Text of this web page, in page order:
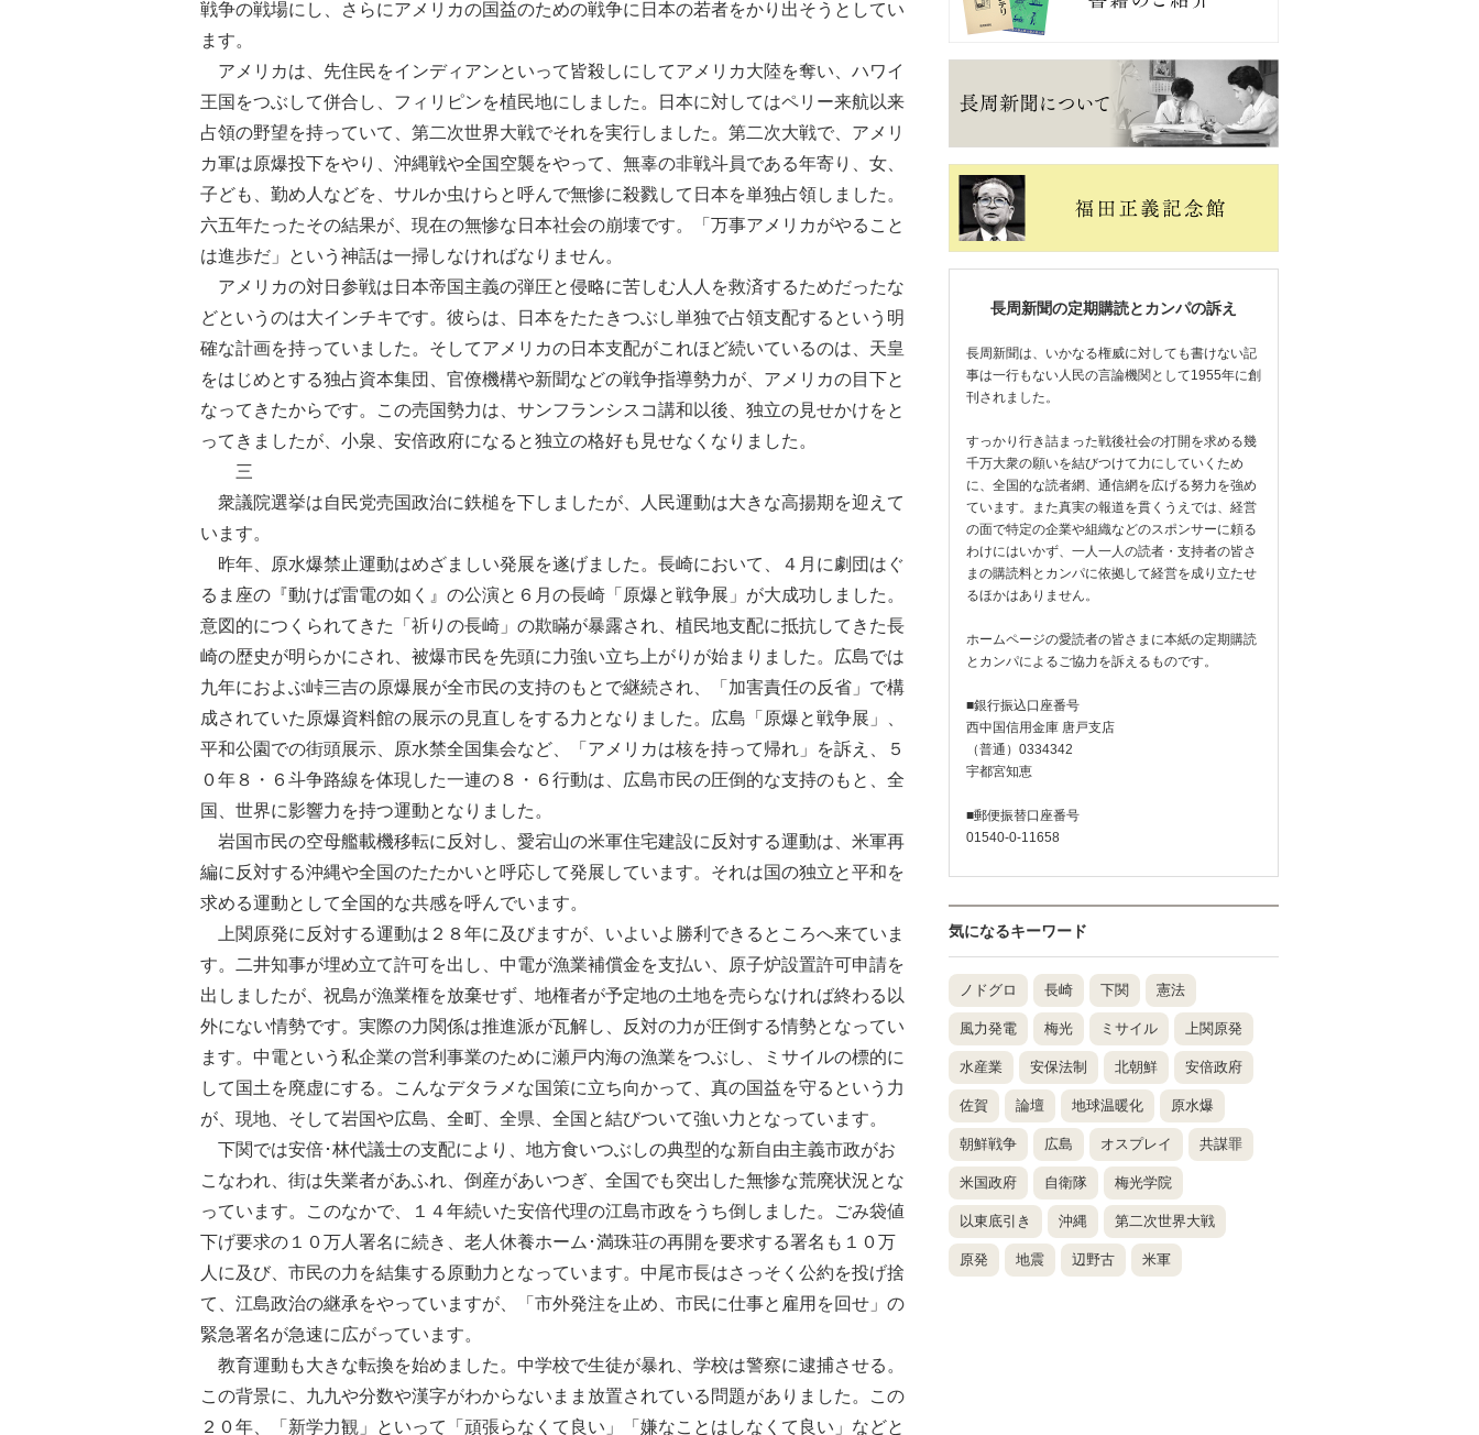
戦争の戦場にし、さらにアメリカの国益のための戦争に日本の若者をかり出そうとしてい
ます。
アメリカは、先住民をインディアンといって皆殺しにしてアメリカ大陸を奪い、ハワイ
王国をつぶして併合し、フィリピンを植民地にしました。日本に対してはペリー来航以来
占領の野望を持っていて、第二次世界大戦でそれを実行しました。第二次大戦で、アメリ
カ軍は原爆投下をやり、沖縄戦や全国空襲をやって、無辜の非戦斗員である年寄り、女、
子ども、勤め人などを、サルか虫けらと呼んで無惨に殺戮して日本を単独占領しました。
六五年たったその結果が、現在の無惨な日本社会の崩壊です。「万事アメリカがやること
は進歩だ」という神話は一掃しなければなりません。
アメリカの対日参戦は日本帝国主義の弾圧と侵略に苦しむ人人を救済するためだったな
どというのは大インチキです。彼らは、日本をたたきつぶし単独で占領支配するという明
確な計画を持っていました。そしてアメリカの日本支配がこれほど続いているのは、天皇
をはじめとする独占資本集団、官僚機構や新聞などの戦争指導勢力が、アメリカの目下と
なってきたからです。この売国勢力は、サンフランシスコ講和以後、独立の見せかけをと
ってきましたが、小泉、安倍政府になると独立の格好も見せなくなりました。
三
衆議院選挙は自民党売国政治に鉄槌を下しましたが、人民運動は大きな高揚期を迎えて
います。
昨年、原水爆禁止運動はめざましい発展を遂げました。長崎において、４月に劇団はぐ
るま座の『動けば雷電の如く』の公演と６月の長崎「原爆と戦争展」が大成功しました。
意図的につくられてきた「祈りの長崎」の欺瞞が暴露され、植民地支配に抵抗してきた長
崎の歴史が明らかにされ、被爆市民を先頭に力強い立ち上がりが始まりました。広島では
九年におよぶ峠三吉の原爆展が全市民の支持のもとで継続され、「加害責任の反省」で構
成されていた原爆資料館の展示の見直しをする力となりました。広島「原爆と戦争展」、
平和公園での街頭展示、原水禁全国集会など、「アメリカは核を持って帰れ」を訴え、５
０年８・６斗争路線を体現した一連の８・６行動は、広島市民の圧倒的な支持のもと、全
国、世界に影響力を持つ運動となりました。
岩国市民の空母艦載機移転に反対し、愛宕山の米軍住宅建設に反対する運動は、米軍再
編に反対する沖縄や全国のたたかいと呼応して発展しています。それは国の独立と平和を
求める運動として全国的な共感を呼んでいます。
上関原発に反対する運動は２８年に及びますが、いよいよ勝利できるところへ来ていま
す。二井知事が埋め立て許可を出し、中電が漁業補償金を支払い、原子炉設置許可申請を
出しましたが、祝島が漁業権を放棄せず、地権者が予定地の土地を売らなければ終わる以
外にない情勢です。実際の力関係は推進派が瓦解し、反対の力が圧倒する情勢となってい
ます。中電という私企業の営利事業のために瀬戸内海の漁業をつぶし、ミサイルの標的に
して国土を廃虚にする。こんなデタラメな国策に立ち向かって、真の国益を守るという力
が、現地、そして岩国や広島、全町、全県、全国と結びついて強い力となっています。
下関では安倍･林代議士の支配により、地方食いつぶしの典型的な新自由主義市政がお
こなわれ、街は失業者があふれ、倒産があいつぎ、全国でも突出した無惨な荒廃状況とな
っています。このなかで、１４年続いた安倍代理の江島市政をうち倒しました。ごみ袋値
下げ要求の１０万人署名に続き、老人休養ホーム･満珠荘の再開を要求する署名も１０万
人に及び、市民の力を結集する原動力となっています。中尾市長はさっそく公約を投げ捨
て、江島政治の継承をやっていますが、「市外発注を止め、市民に仕事と雇用を回せ」の
緊急署名が急速に広がっています。
教育運動も大きな転換を始めました。中学校で生徒が暴れ、学校は警察に逮捕させる。
この背景に、九九や分数や漢字がわからないまま放置されている問題がありました。この
２０年、「新学力観」といって「頑張らなくて良い」「嫌なことはしなくて良い」などと
長周新聞の定期購読とカンパの訴え
長周新聞は、いかなる権威に対しても書けない記
事は一行もない人民の言論機関として1955年に創
刊されました。
すっかり行き詰まった戦後社会の打開を求める幾
千万大衆の願いを結びつけて力にしていくため
に、全国的な読者網、通信網を広げる努力を強め
ています。また真実の報道を貫くうえでは、経営
の面で特定の企業や組織などのスポンサーに頼る
わけにはいかず、一人一人の読者・支持者の皆さ
まの購読料とカンパに依拠して経営を成り立たせ
るほかはありません。
ホームページの愛読者の皆さまに本紙の定期購読
とカンパによるご協力を訴えるものです。
■銀行振込口座番号
西中国信用金庫 唐戸支店
（普通）0334342
宇都宮知恵
■郵便振替口座番号
01540-0-11658
気になるキーワード
ノドグロ 長崎 下関 憲法
風力発電 梅光 ミサイル 上関原発
水産業 安保法制 北朝鮮 安倍政府
佐賀 論壇 地球温暖化 原水爆
朝鮮戦争 広島 オスプレイ 共謀罪
米国政府 自衛隊 梅光学院
以東底引き 沖縄 第二次世界大戦
原発 地震 辺野古 米軍